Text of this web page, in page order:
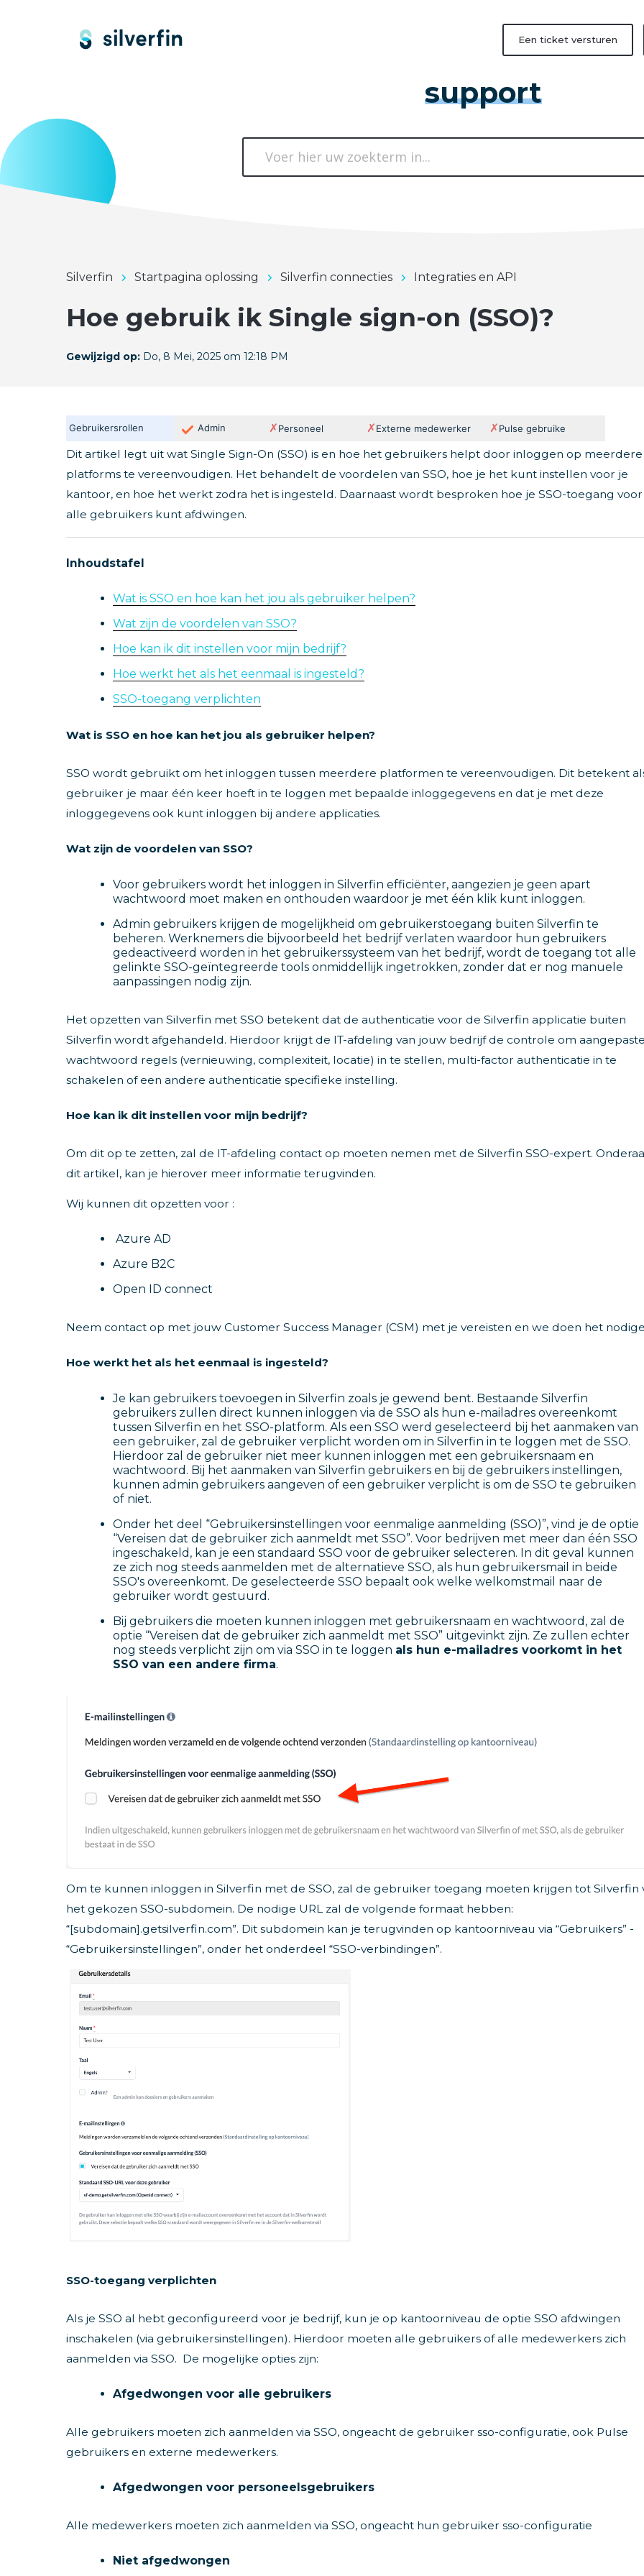
Een ticket versturen
support
Silverfin Startpagina oplossing Silverfin connecties Integraties en API
Hoe gebruik ik Single sign-on (SSO)?
Gewijzigd op: Do, 8 Mei, 2025 om 12:18 PM
Gebruikersrollen Admin ✗Personeel ✗Externe medewerker ✗Pulse gebruike
Dit artikel legt uit wat Single Sign-On (SSO) is en hoe het gebruikers helpt door inloggen op meerdere
platforms te vereenvoudigen. Het behandelt de voordelen van SSO, hoe je het kunt instellen voor je
kantoor, en hoe het werkt zodra het is ingesteld. Daarnaast wordt besproken hoe je SSO-toegang voor
alle gebruikers kunt afdwingen.
Inhoudstafel
Wat is SSO en hoe kan het jou als gebruiker helpen?
Wat zijn de voordelen van SSO?
Hoe kan ik dit instellen voor mijn bedrijf?
Hoe werkt het als het eenmaal is ingesteld?
SSO-toegang verplichten
Wat is SSO en hoe kan het jou als gebruiker helpen?
SSO wordt gebruikt om het inloggen tussen meerdere platformen te vereenvoudigen. Dit betekent
gebruiker je maar één keer hoeft in te loggen met bepaalde inloggegevens en dat je met deze
inloggegevens ook kunt inloggen bij andere applicaties.
Wat zijn de voordelen van SSO?
Voor gebruikers wordt het inloggen in Silverfin efficiënter, aangezien je geen apart
wachtwoord moet maken en onthouden waardoor je met één klik kunt inloggen.
Admin gebruikers krijgen de mogelijkheid om gebruikerstoegang buiten Silverfin te
beheren. Werknemers die bijvoorbeeld het bedrijf verlaten waardoor hun gebruikers
gedeactiveerd worden in het gebruikerssysteem van het bedrijf, wordt de toegang tot alle
gelinkte SSO-geïntegreerde tools onmiddellijk ingetrokken, zonder dat er nog manuele
aanpassingen nodig zijn.
Het opzetten van Silverfin met SSO betekent dat de authenticatie voor de Silverfin applicatie buiten
Silverfin wordt afgehandeld. Hierdoor krijgt de IT-afdeling van jouw bedrijf de controle om
wachtwoord regels (vernieuwing, complexiteit, locatie) in te stellen, multi-factor authenticatie in te
schakelen of een andere authenticatie specifieke instelling.
Hoe kan ik dit instellen voor mijn bedrijf?
Om dit op te zetten, zal de IT-afdeling contact op moeten nemen met de Silverfin SSO-expert.
dit artikel, kan je hierover meer informatie terugvinden.
Wij kunnen dit opzetten voor :
Azure AD
Azure B2C
Open ID connect
Neem contact op met jouw Customer Success Manager (CSM) met je vereisten en we doen het
Hoe werkt het als het eenmaal is ingesteld?
Je kan gebruikers toevoegen in Silverfin zoals je gewend bent. Bestaande Silverfin
gebruikers zullen direct kunnen inloggen via de SSO als hun e-mailadres overeenkomt
tussen Silverfin en het SSO-platform. Als een SSO werd geselecteerd bij het aanmaken van
een gebruiker, zal de gebruiker verplicht worden om in Silverfin in te loggen met de SSO.
Hierdoor zal de gebruiker niet meer kunnen inloggen met een gebruikersnaam en
wachtwoord. Bij het aanmaken van Silverfin gebruikers en bij de gebruikers instellingen,
kunnen admin gebruikers aangeven of een gebruiker verplicht is om de SSO te gebruiken
of niet.
Onder het deel “Gebruikersinstellingen voor eenmalige aanmelding (SSO)”, vind je de optie
“Vereisen dat de gebruiker zich aanmeldt met SSO”. Voor bedrijven met meer dan één SSO
ingeschakeld, kan je een standaard SSO voor de gebruiker selecteren. In dit geval kunnen
ze zich nog steeds aanmelden met de alternatieve SSO, als hun gebruikersmail in beide
SSO's overeenkomt. De geselecteerde SSO bepaalt ook welke welkomstmail naar de
gebruiker wordt gestuurd.
Bij gebruikers die moeten kunnen inloggen met gebruikersnaam en wachtwoord, zal de
optie “Vereisen dat de gebruiker zich aanmeldt met SSO” uitgevinkt zijn. Ze zullen echter
nog steeds verplicht zijn om via SSO in te loggen als hun e-mailadres voorkomt in het
SSO van een andere firma.
Om te kunnen inloggen in Silverfin met de SSO, zal de gebruiker toegang moeten krijgen tot Silverfin
het gekozen SSO-subdomein. De nodige URL zal de volgende formaat hebben:
“[subdomain].getsilverfin.com”. Dit subdomein kan je terugvinden op kantoorniveau via “Gebruikers” -
“Gebruikersinstellingen”, onder het onderdeel “SSO-verbindingen”.
SSO-toegang verplichten
Als je SSO al hebt geconfigureerd voor je bedrijf, kun je op kantoorniveau de optie SSO afdwingen
inschakelen (via gebruikersinstellingen). Hierdoor moeten alle gebruikers of alle medewerkers zich
aanmelden via SSO. De mogelijke opties zijn:
Afgedwongen voor alle gebruikers
Alle gebruikers moeten zich aanmelden via SSO, ongeacht de gebruiker sso-configuratie, ook Pulse
gebruikers en externe medewerkers.
Afgedwongen voor personeelsgebruikers
Alle medewerkers moeten zich aanmelden via SSO, ongeacht hun gebruiker sso-configuratie
Niet afgedwongen